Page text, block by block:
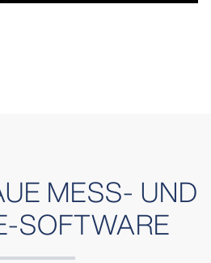
MESS- UND
SOFTWARE